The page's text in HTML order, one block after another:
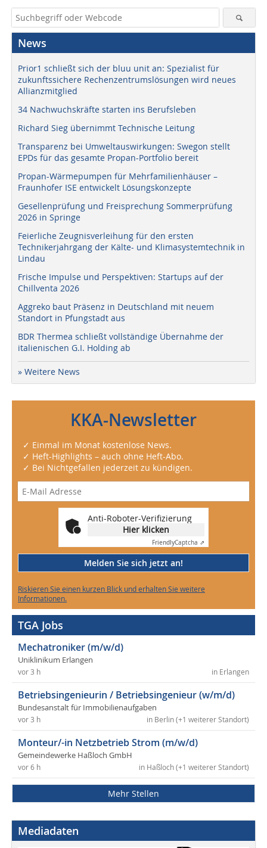
News
Prior1 schließt sich der bluu unit an: Spezialist für
zukunftssichere Rechenzentrumslösungen wird neues
Allianzmitglied
34 Nachwuchskräfte starten ins Berufsleben
Richard Sieg übernimmt Technische Leitung
Transparenz bei Umweltauswirkungen: Swegon stellt
EPDs für das gesamte Propan-Portfolio bereit
Propan-Wärmepumpen für Mehrfamilienhäuser –
Fraunhofer ISE entwickelt Lösungskonzepte
Gesellenprüfung und Freisprechung Sommerprüfung
2026 in Springe
Feierliche Zeugnisverleihung für den ersten
Technikerjahrgang der Kälte- und Klimasystemtechnik in
Lindau
Frische Impulse und Perspektiven: Startups auf der
Chillventa 2026
Aggreko baut Präsenz in Deutschland mit neuem
Standort in Pfungstadt aus
BDR Thermea schließt vollständige Übernahme der
italienischen G.I. Holding ab
» Weitere News
KKA-Newsletter
✓ Einmal im Monat kostenlose News.
✓ Heft-Highlights – auch ohne Heft-Abo.
✓ Bei Nichtgefallen jederzeit zu kündigen.
Anti-Roboter-Verifizierung
Hier klicken
FriendlyCaptcha ⇗
Melden Sie sich jetzt an!
Riskieren Sie einen kurzen Blick und erhalten Sie weitere
Informationen.
TGA Jobs
Mechatroniker (m/w/d)
Uniklinikum Erlangen
in Erlangen
vor 3 h
Betriebsingenieurin / Betriebsingenieur (w/m/d)
Bundesanstalt für Immobilienaufgaben
in Berlin (+1 weiterer Standort)
vor 3 h
Monteur/-in Netzbetrieb Strom (m/w/d)
Gemeindewerke Haßloch GmbH
in Haßloch (+1 weiterer Standort)
vor 6 h
Mehr Stellen
Mediadaten